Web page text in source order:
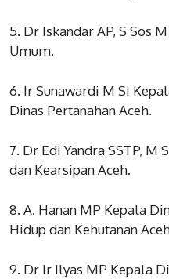
5. Dr Iskandar AP, S Sos
Umum.
6. Ir Sunawardi M Si
Dinas Pertanahan Aceh.
7. Dr Edi Yandra SSTP,
dan Kearsipan Aceh.
8. A. Hanan MP Kepala
Hidup dan Kehutanan
9. Dr Ir Ilyas MP Kepala